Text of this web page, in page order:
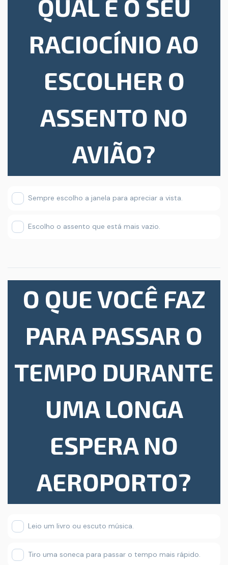
QUAL É O SEU
RACIOCÍNIO AO
ESCOLHER O
ASSENTO NO
AVIÃO?
Sempre escolho a janela para apreciar a vista.
Escolho o assento que está mais vazio.
O QUE VOCÊ FAZ
PARA PASSAR O
TEMPO DURANTE
UMA LONGA
ESPERA NO
AEROPORTO?
Leio um livro ou escuto música.
Tiro uma soneca para passar o tempo mais rápido.